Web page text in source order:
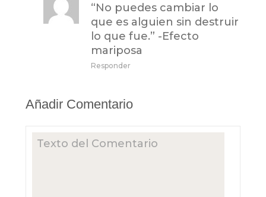
“No puedes cambiar lo
que es alguien sin destruir
lo que fue.” -Efecto
mariposa
Responder
Añadir Comentario